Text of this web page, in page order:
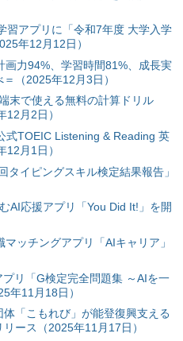
アプリに「令和7年度 大学入学
年12月12日）
画力94%、学習時間81%、成長実
（2025年12月3日）
末で使える無料の計算ドリル
12月2日）
式TOEIC Listening & Reading 英
月1日）
イピングスキル検定結果報告」
AI応援アプリ「You Did It!」を開
ッチングアプリ「AIキャリア」
リ「G検定完全問題集 ～AIを一
年11月18日）
「こもれび」が能登復興支える
ース（2025年11月17日）